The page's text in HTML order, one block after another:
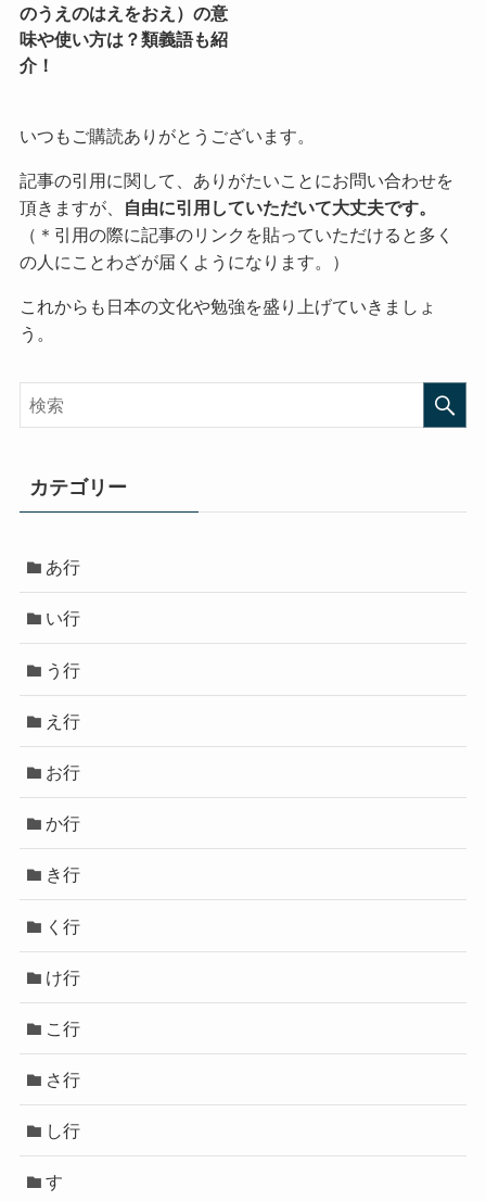
のうえのはえをおえ）の意
味や使い方は？類義語も紹
介！
いつもご購読ありがとうございます。
記事の引用に関して、ありがたいことにお問い合わせを
頂きますが、
自由に引用していただいて大丈夫です。
（＊引用の際に記事のリンクを貼っていただけると多く
の人にことわざが届くようになります。）
これからも日本の文化や勉強を盛り上げていきましょ
う。
カテゴリー
あ行
い行
う行
え行
お行
か行
き行
く行
け行
こ行
さ行
し行
す